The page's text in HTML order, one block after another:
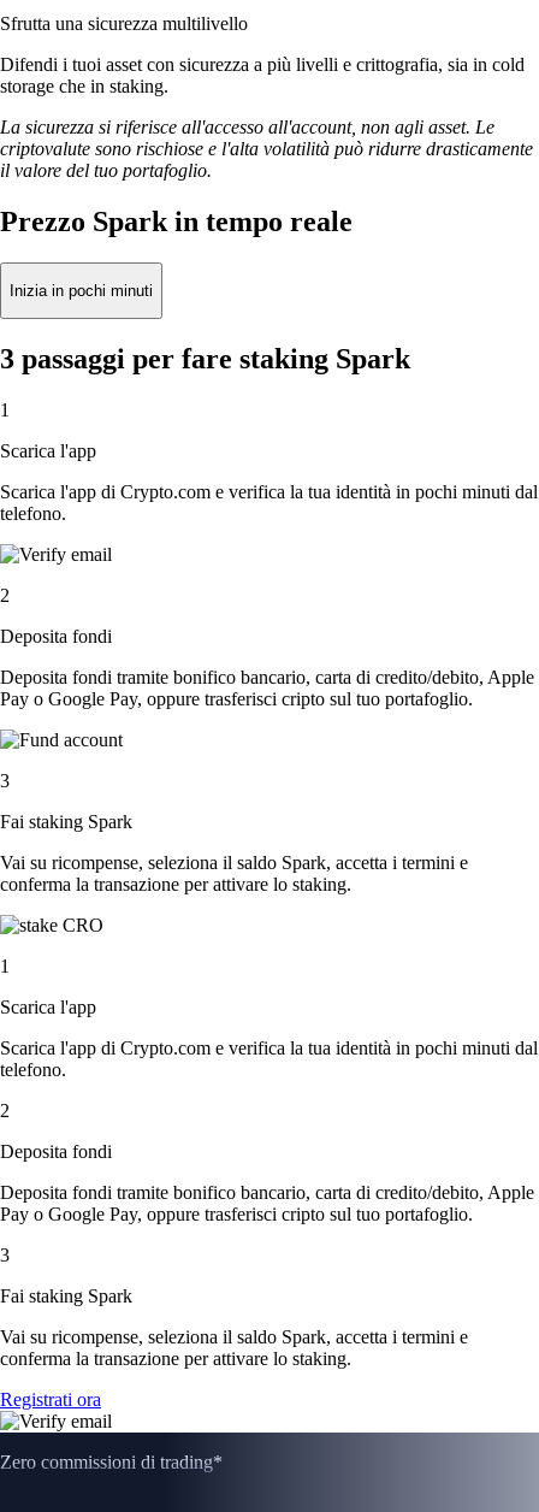
Sfrutta una sicurezza multilivello
Difendi i tuoi asset con sicurezza a più livelli e crittografia, sia in cold
storage che in staking.
La sicurezza si riferisce all'accesso all'account, non agli asset. Le
criptovalute sono rischiose e l'alta volatilità può ridurre drasticamente
il valore del tuo portafoglio.
Prezzo Spark in tempo reale
Inizia in pochi minuti
3 passaggi per fare staking Spark
1
Scarica l'app
Scarica l'app di Crypto.com e verifica la tua identità in pochi minuti dal
telefono.
2
Deposita fondi
Deposita fondi tramite bonifico bancario, carta di credito/debito, Apple
Pay o Google Pay, oppure trasferisci cripto sul tuo portafoglio.
3
Fai staking Spark
Vai su ricompense, seleziona il saldo Spark, accetta i termini e
conferma la transazione per attivare lo staking.
1
Scarica l'app
Scarica l'app di Crypto.com e verifica la tua identità in pochi minuti dal
telefono.
2
Deposita fondi
Deposita fondi tramite bonifico bancario, carta di credito/debito, Apple
Pay o Google Pay, oppure trasferisci cripto sul tuo portafoglio.
3
Fai staking Spark
Vai su ricompense, seleziona il saldo Spark, accetta i termini e
conferma la transazione per attivare lo staking.
Registrati ora
Zero commissioni di trading*